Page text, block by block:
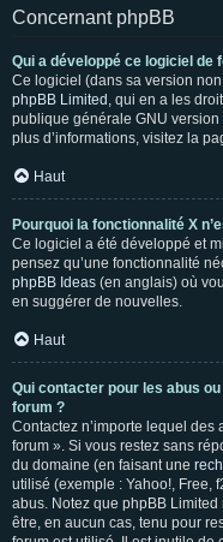
Concernant phpBB
Qui a développé ce logiciel de
Ce logiciel (dans sa version
phpBB Limited , qui en a les
publique générale GNU
plus d’informations, visitez la
Haut
Pourquoi la fonctionnalité X
Ce logiciel a été développé et
pensez qu’une fonctionnalité
phpBB Ideas (en anglais) où
en suggérer de nouvelles.
Haut
Qui contacter pour les abus
forum ?
Contactez n’importe lequel des
forum ». Si vous restez sans
du domaine (en faisant une
utilisé (exemple : Yahoo!, Free,
abus. Notez que phpBB Limited
être, en aucun cas, tenu pour